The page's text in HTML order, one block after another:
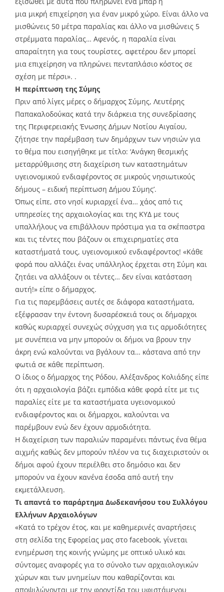
μια μικρή επιχείρηση για έναν μικρό χώρο. Είναι άλλο να
μισθώνεις 50 μέτρα παραλίας και άλλο να μισθώνεις 5
στρέμματα παραλίας… Αφενός, η παραλία είναι
απαραίτητη για τους τουρίστες, αφετέρου δεν μπορεί
μια επιχείρηση να πληρώνει πενταπλάσιο κόστος σε
σχέση με πέρσι». .
Η περίπτωση της Σύμης
Πριν από λίγες μέρες ο δήμαρχος Σύμης, Λευτέρης
Παπακαλοδούκας κατά την διάρκεια της συνεδρίασης
της Περιφερειακής Ένωσης Δήμων Νοτίου Αιγαίου,
ζήτησε την παρέμβαση των δημάρχων των νησιών για
το θέμα που εισηγήθηκε με τίτλο: ‘Ανάγκη θεσμικής
μεταρρύθμισης στη διαχείριση των καταστημάτων
υγειονομικού ενδιαφέροντος σε μικρούς νησιωτικούς
δήμους – ειδική περίπτωση Δήμου Σύμης’.
Όπως είπε, στο νησί κυριαρχεί ένα… χάος από τις
υπηρεσίες της αρχαιολογίας και της ΚΥΔ με τους
υπαλλήλους να επιβάλλουν πρόστιμα για τα σκέπαστρα
και τις τέντες που βάζουν οι επιχειρηματίες στα
καταστήματά τους, υγειονομικού ενδιαφέροντος! «Κάθε
φορά που αλλάζει ένας υπάλληλος έρχεται στη Σύμη και
ζητάει να αλλάξουν οι τέντες… δεν είναι κατάσταση
αυτή!» είπε ο δήμαρχος.
Για τις παρεμβάσεις αυτές σε διάφορα καταστήματα,
εξέφρασαν την έντονη δυσαρέσκειά τους οι δήμαρχοι
καθώς κυριαρχεί συνεχώς σύγχυση για τις αρμοδιότητες
με συνέπεια να μην μπορούν οι δήμοι να βρουν την
άκρη ενώ καλούνται να βγάλουν τα… κάστανα από την
φωτιά σε κάθε περίπτωση.
Ο ίδιος ο δήμαρχος της Ρόδου, Αλέξανδρος Κολιάδης είπε
ότι η αρχαιολογία βάζει εμπόδια κάθε φορά είτε με τις
παραλίες είτε με τα καταστήματα υγειονομικού
ενδιαφέροντος και οι δήμαρχοι, καλούνται να
παρέμβουν ενώ δεν έχουν αρμοδιότητα.
Η διαχείριση των παραλιών παραμένει πάντως ένα θέμα
αιχμής καθώς δεν μπορούν πλέον να τις διαχειριστούν οι
δήμοι αφού έχουν περιέλθει στο δημόσιο και δεν
μπορούν να έχουν κανένα έσοδα από αυτή την
εκμετάλλευση.
Τι απαντά το παράρτημα Δωδεκανήσου του Συλλόγου
Ελλήνων Αρχαιολόγων
«Κατά το τρέχον έτος, και με καθημερινές αναρτήσεις
στη σελίδα της Εφορείας μας στο facebook, γίνεται
ενημέρωση της κοινής γνώμης με οπτικό υλικό και
σύντομες αναφορές για το σύνολο των αρχαιολογικών
χώρων και των μνημείων που καθαρίζονται και
αποψιλώνονται με την φροντίδα του υφιστάμενου